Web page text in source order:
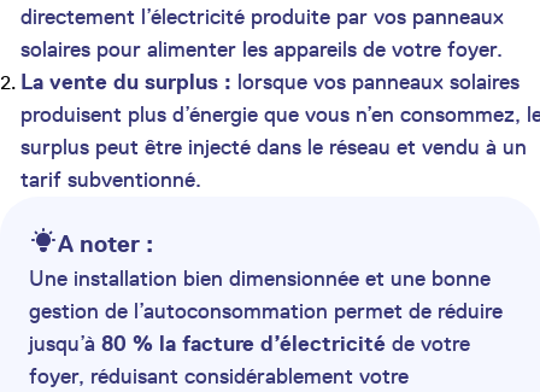
directement l’électricité produite par vos panneaux
solaires pour alimenter les appareils de votre foyer.
La vente du surplus : lorsque vos panneaux solaires
produisent plus d’énergie que vous n’en consommez,
surplus peut être injecté dans le réseau et vendu à un
tarif subventionné.
A noter :
Une installation bien dimensionnée et une bonne
gestion de l’autoconsommation permet de réduire
jusqu’à 80 % la facture d’électricité de votre
foyer, réduisant considérablement votre